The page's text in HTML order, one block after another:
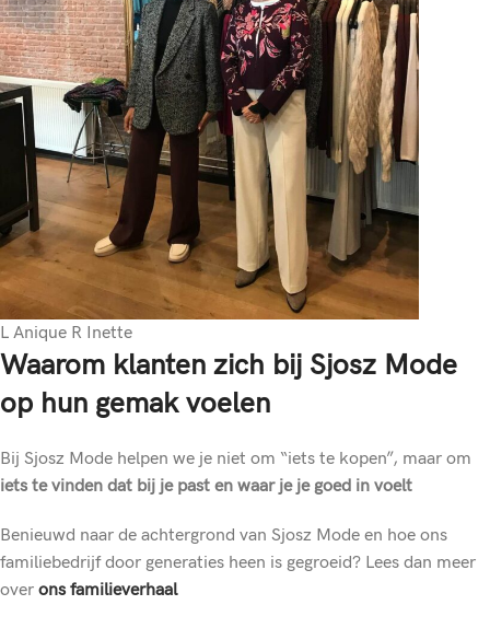
L Anique R Inette
Waarom klanten zich bij Sjosz Mode
op hun gemak voelen
Bij Sjosz Mode helpen we je niet om “iets te kopen”, maar om
iets te vinden dat bij je past en waar je je goed in voelt
Benieuwd naar de achtergrond van Sjosz Mode en hoe ons
familiebedrijf door generaties heen is gegroeid? Lees dan meer
over ons familieverhaal